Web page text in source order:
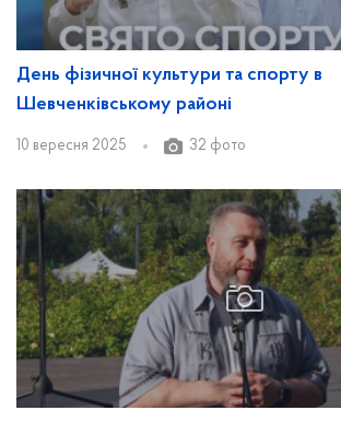
День фізичної культури та спорту в
Шевченківському районі
10 вересня 2025 32 фото